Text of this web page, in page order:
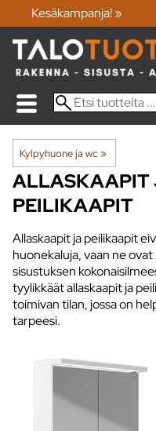
Kesäkampanja! »
Kylpyhuone ja wc‪»
ALLASKAAPIT
PEILIKAAPIT
Allaskaapit ja peilikaapit
huonekaluja, vaan ne
sisustuksen
tyylikkäät allaskaapit ja
toimivan tilan, jossa on
tarpeesi.